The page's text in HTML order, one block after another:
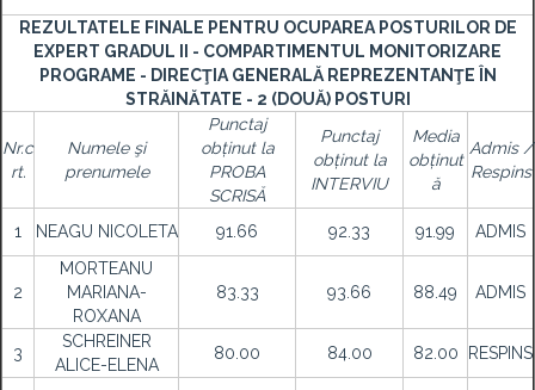
REZULTATELE FINALE PENTRU OCUPAREA POSTURILOR DE
EXPERT GRADUL II - COMPARTIMENTUL MONITORIZARE
PROGRAME - DIRECŢIA GENERALĂ REPREZENTANŢE ÎN
STRĂINĂTATE - 2 (DOUĂ) POSTURI
Nr.c
rt.
Numele şi
prenumele
Punctaj
obținut la
PROBA
SCRISĂ
Punctaj
obținut la
INTERVIU
Media
obținut
ă
Admis /
Respins
1 NEAGU NICOLETA 91.66 92.33 91.99 ADMIS
2
MORTEANU
MARIANA-
ROXANA
83.33 93.66 88.49 ADMIS
3
SCHREINER
ALICE-ELENA
80.00 84.00 82.00 RESPINS